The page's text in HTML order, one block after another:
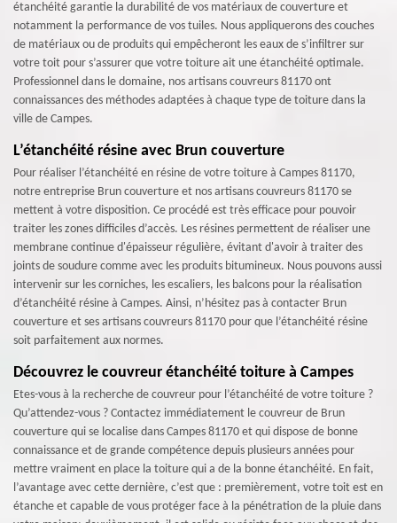
étanchéité garantie la durabilité de vos matériaux de couverture et
notamment la performance de vos tuiles. Nous appliquerons des couches
de matériaux ou de produits qui empêcheront les eaux de s’infiltrer sur
votre toit pour s’assurer que votre toiture ait une étanchéité optimale.
Professionnel dans le domaine, nos artisans couvreurs 81170 ont
connaissances des méthodes adaptées à chaque type de toiture dans la
ville de Campes.
L’étanchéité résine avec Brun couverture
Pour réaliser l’étanchéité en résine de votre toiture à Campes 81170,
notre entreprise Brun couverture et nos artisans couvreurs 81170 se
mettent à votre disposition. Ce procédé est très efficace pour pouvoir
traiter les zones difficiles d’accès. Les résines permettent de réaliser une
membrane continue d'épaisseur régulière, évitant d'avoir à traiter des
joints de soudure comme avec les produits bitumineux. Nous pouvons aussi
intervenir sur les corniches, les escaliers, les balcons pour la réalisation
d’étanchéité résine à Campes. Ainsi, n’hésitez pas à contacter Brun
couverture et ses artisans couvreurs 81170 pour que l’étanchéité résine
soit parfaitement aux normes.
Découvrez le couvreur étanchéité toiture à Campes
Etes-vous à la recherche de couvreur pour l’étanchéité de votre toiture ?
Qu’attendez-vous ? Contactez immédiatement le couvreur de Brun
couverture qui se localise dans Campes 81170 et qui dispose de bonne
connaissance et de grande compétence depuis plusieurs années pour
mettre vraiment en place la toiture qui a de la bonne étanchéité. En fait,
l’avantage avec cette dernière, c’est que : premièrement, votre toit est en
étanche et capable de vous protéger face à la pénétration de la pluie dans